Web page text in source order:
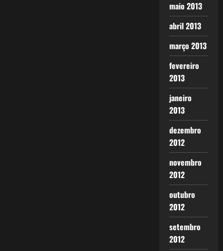
maio 2013
abril 2013
março 2013
fevereiro
2013
janeiro
2013
dezembro
2012
novembro
2012
outubro
2012
setembro
2012